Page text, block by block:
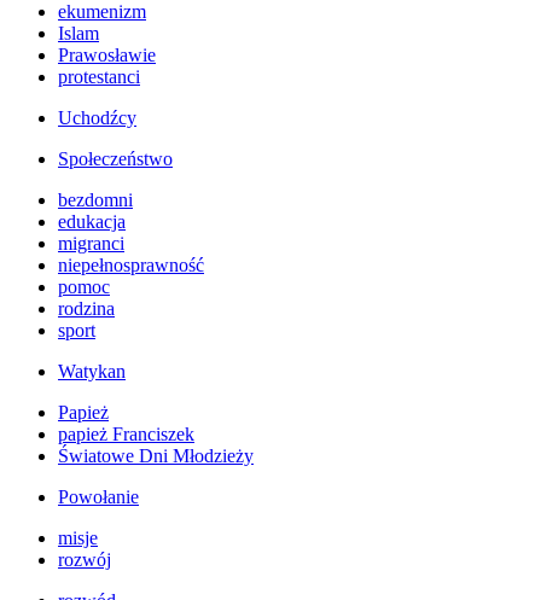
ekumenizm
Islam
Prawosławie
protestanci
Uchodźcy
Społeczeństwo
bezdomni
edukacja
migranci
niepełnosprawność
pomoc
rodzina
sport
Watykan
Papież
papież Franciszek
Światowe Dni Młodzieży
Powołanie
misje
rozwój